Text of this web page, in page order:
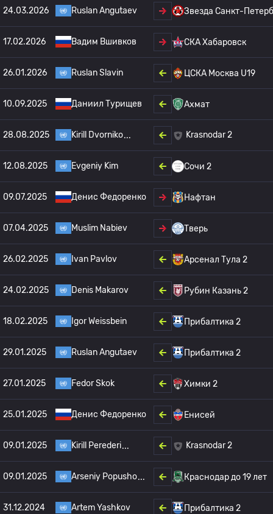
24.03.2026 Ruslan Angutaev Звезда Санкт-
17.02.2026 Вадим Вшивков СКА Хабаровск
26.01.2026 Ruslan Slavin ЦСКА Москва U19
10.09.2025 Даниил Турищев Ахмат
28.08.2025 Kirill Dvorniko Krasnodar 2
12.08.2025 Evgeniy Kim Сочи 2
09.07.2025 Денис Федоренко Нафтан
07.04.2025 Muslim Nabiev Тверь
26.02.2025 Ivan Pavlov Арсенал Тула 2
24.02.2025 Denis Makarov Рубин Казань 2
18.02.2025 Igor Weissbein Прибалтика 2
29.01.2025 Ruslan Angutaev Прибалтика 2
27.01.2025 Fedor Skok Химки 2
25.01.2025 Денис Федоренко Енисей
09.01.2025 Kirill Perederi Krasnodar 2
09.01.2025 Arseniy Popusho Краснодар до 19 лет
31.12.2024 Artem Yashkov Прибалтика 2